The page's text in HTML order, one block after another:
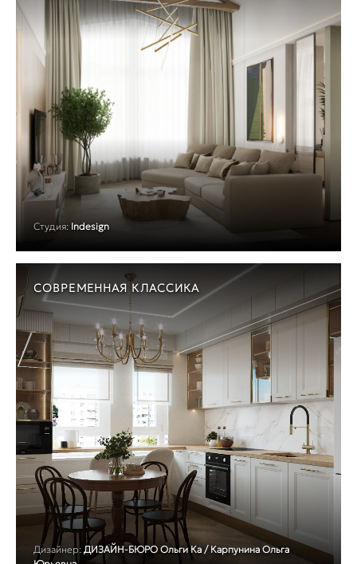
Студия: Indesign
СОВРЕМЕННАЯ КЛАССИКА
Дизайнер: ДИЗАЙН-БЮРО Ольги Ка / Карпунина Ольга